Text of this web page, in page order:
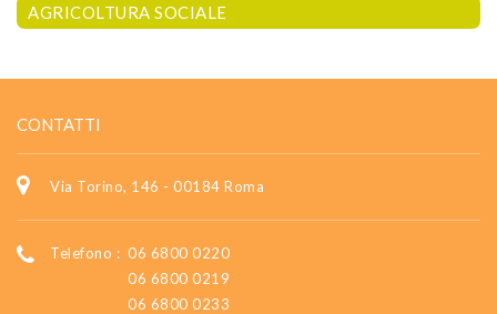
AGRICOLTURA SOCIALE
CONTATTI
Via Torino, 146 - 00184 Roma
Telefono : 06 6800 0220
06 6800 0219
06 6800 0233